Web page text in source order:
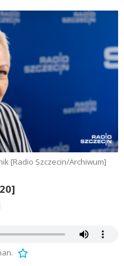
[Radio Szczecin/Archiwum]